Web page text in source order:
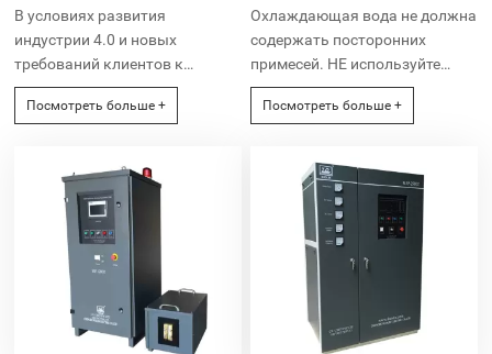
автоматическую
В условиях развития
индустрии 4.0 и новых
требований клиентов к
экономии рабочей силы
полностью и
новым трендом в
обрабатывающей
промышленности.
Посмотреть больше +
Охлаждающая вода не должна
содержать посторонних
примесей. НЕ используйте
колодезную или речную воду.
Чтобы предотвратить
обеспечить хороший
результат охлаждения и
значительно снизить частоту
отказов, в качестве
охлаждающей воды для
индукционного оборудования
настоятельно рекомендуется
использовать смягченную или
Посмотреть больше +